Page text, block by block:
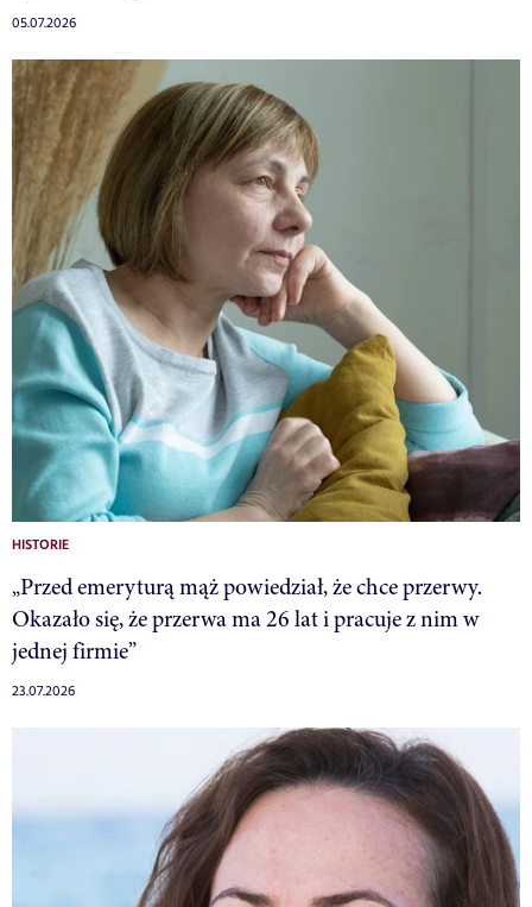
05.07.2026
HISTORIE
„Przed emeryturą mąż powiedział, że chce przerwy.
Okazało się, że przerwa ma 26 lat i pracuje z nim w
jednej firmie”
23.07.2026